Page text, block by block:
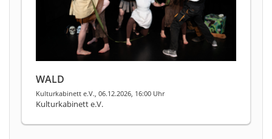
WALD
Kulturkabinett e.V., 06.12.2026, 16:00 Uhr
Kulturkabinett e.V.